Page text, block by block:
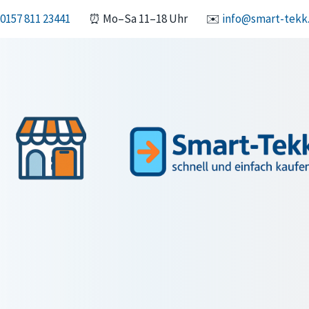
0157 811 23441 ⏰ Mo–Sa 11–18 Uhr ✉️ info@smart-